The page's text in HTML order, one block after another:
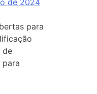
de 2024
para
de
para